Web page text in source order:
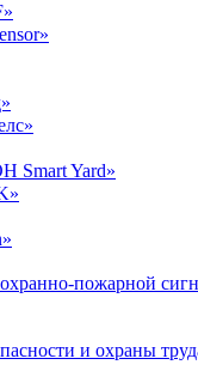
Smart Yard»
пожарной
и охраны